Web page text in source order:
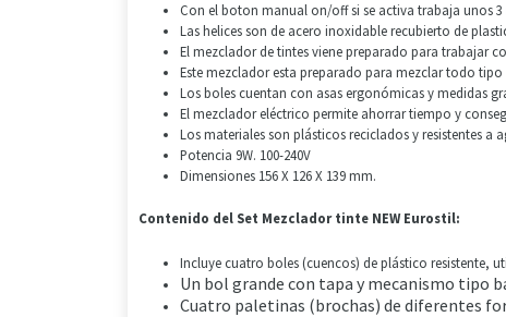
Con el boton manual on/off si se activa trabaja unos
Las helices son de acero inoxidable recubierto de
El mezclador de tintes viene preparado para trabajar
Este mezclador esta preparado para mezclar todo
Los boles cuentan con asas ergonómicas y medidas
El mezclador eléctrico permite ahorrar tiempo y
Los materiales son plásticos reciclados y resistentes
Potencia 9W. 100-240V
Dimensiones 156 X 126 X 139 mm.
Contenido del Set Mezclador tinte NEW Eurostil:
Incluye cuatro boles (cuencos) de plástico resistente,
Un bol grande con tapa y mecanismo tipo
Cuatro paletinas (brochas) de diferentes